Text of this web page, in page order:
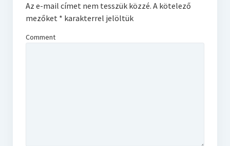
Az e-mail címet nem tesszük közzé. A kötelező
mezőket * karakterrel jelöltük
Comment